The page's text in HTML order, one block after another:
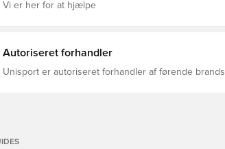
Vi er her for at hjælpe
Autoriseret forhandler
Unisport er autoriseret forhandler af førende brands